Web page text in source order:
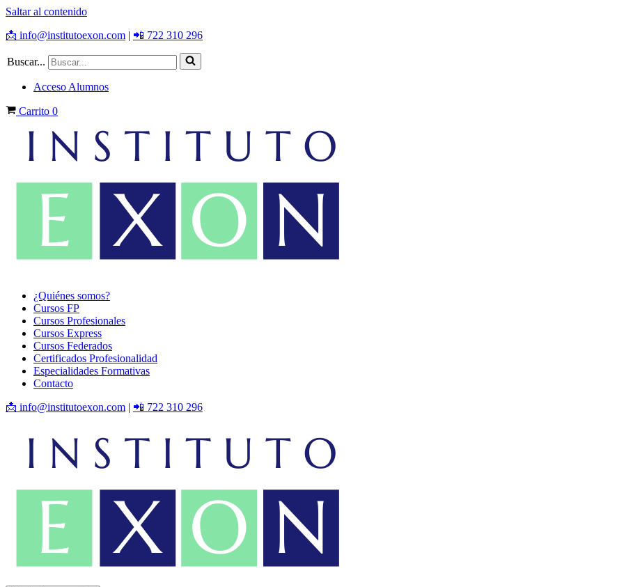
Saltar al contenido
📩 info@institutoexon.com | 📲 722 310 296
Buscar...
Acceso Alumnos
Carrito 0
¿Quiénes somos?
Cursos FP
Cursos Profesionales
Cursos Express
Cursos Federados
Certificados Profesionalidad
Especialidades Formativas
Contacto
📩 info@institutoexon.com | 📲 722 310 296